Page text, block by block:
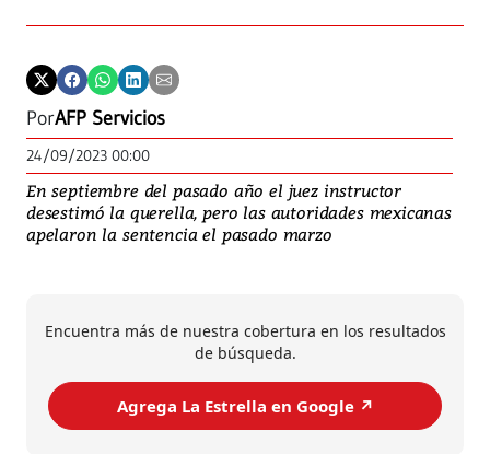
PorAFP Servicios
24/09/2023 00:00
En septiembre del pasado año el juez instructor
desestimó la querella, pero las autoridades mexicanas
apelaron la sentencia el pasado marzo
Encuentra más de nuestra cobertura en los resultados
de búsqueda.
Agrega La Estrella en Google ↗️